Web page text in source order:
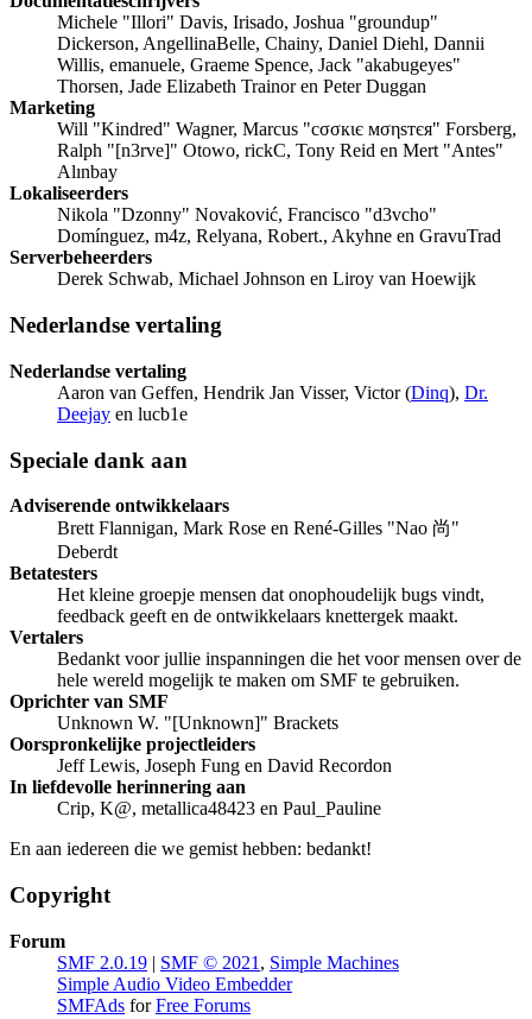
Michele "Illori" Davis, Irisado, Joshua "groundup"
Dickerson, AngellinaBelle, Chainy, Daniel Diehl, Dannii
Willis, emanuele, Graeme Spence, Jack "akabugeyes"
Thorsen, Jade Elizabeth Trainor en Peter Duggan
Marketing
Will "Kindred" Wagner, Marcus "cσσкιє мσηѕтєя" Forsberg,
Ralph "[n3rve]" Otowo, rickC, Tony Reid en Mert "Antes"
Alınbay
Lokaliseerders
Nikola "Dzonny" Novaković, Francisco "d3vcho"
Domínguez, m4z, Relyana, Robert., Akyhne en GravuTrad
Serverbeheerders
Derek Schwab, Michael Johnson en Liroy van Hoewijk
Nederlandse vertaling
Nederlandse vertaling
Aaron van Geffen, Hendrik Jan Visser, Victor (Dinq), Dr.
Deejay en lucb1e
Speciale dank aan
Adviserende ontwikkelaars
Brett Flannigan, Mark Rose en René-Gilles "Nao 尚"
Deberdt
Betatesters
Het kleine groepje mensen dat onophoudelijk bugs vindt,
feedback geeft en de ontwikkelaars knettergek maakt.
Vertalers
Bedankt voor jullie inspanningen die het voor mensen over de
hele wereld mogelijk te maken om SMF te gebruiken.
Oprichter van SMF
Unknown W. "[Unknown]" Brackets
Oorspronkelijke projectleiders
Jeff Lewis, Joseph Fung en David Recordon
In liefdevolle herinnering aan
Crip, K@, metallica48423 en Paul_Pauline
En aan iedereen die we gemist hebben: bedankt!
Copyright
Forum
SMF 2.0.19 | SMF © 2021 , Simple Machines
Simple Audio Video Embedder
SMFAds forFree Forums